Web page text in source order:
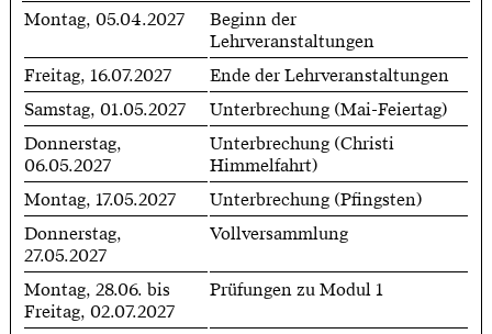
Montag, 05.04.2027
Beginn der
Lehrveranstaltungen
Freitag, 16.07.2027
Ende der Lehrveranstaltungen
Samstag, 01.05.2027
Unterbrechung (Mai-Feiertag)
Donnerstag,
06.05.2027
Unterbrechung (Christi
Himmelfahrt)
Montag, 17.05.2027
Unterbrechung (Pfingsten)
Donnerstag,
27.05.2027
Vollversammlung
Montag, 28.06. bis
Freitag, 02.07.2027
Prüfungen zu Modul 1